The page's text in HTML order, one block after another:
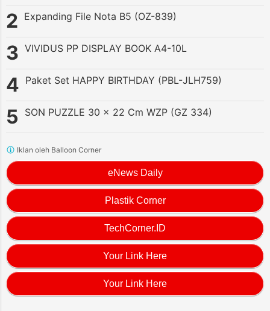
Expanding File Nota B5 (OZ-839)
VIVIDUS PP DISPLAY BOOK A4-10L
Paket Set HAPPY BIRTHDAY (PBL-JLH759)
SON PUZZLE 30 x 22 Cm WZP (GZ 334)
eNews Daily
Plastik Corner
TechCorner.ID
Your Link Here
Your Link Here
Iklan oleh Balloon Corner